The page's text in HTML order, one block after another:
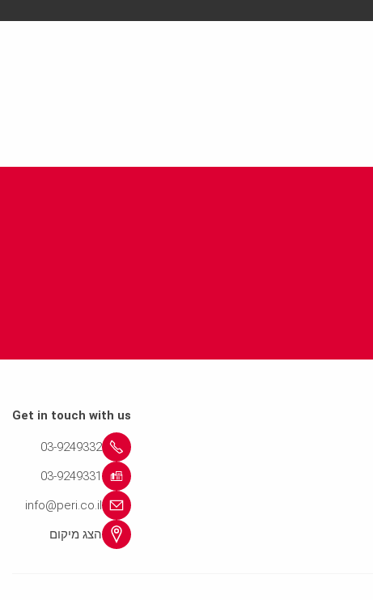
Get in touch with us
03-9249332
03-9249331
info@peri.co.il
הצג מיקום